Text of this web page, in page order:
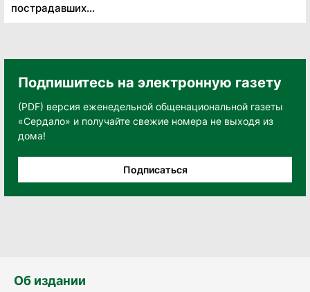
пострадавших...
Подпишитесь на электронную газету
(PDF) версия еженедельной общенациональной газеты
«Сердало» и получайте свежие номера не выходя из
дома!
Подписаться
Об издании